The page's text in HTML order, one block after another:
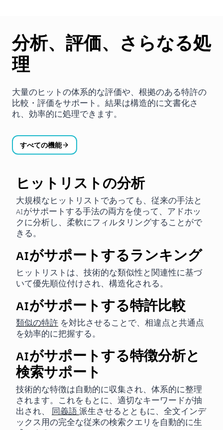
分析、評価、さらなる処
理
大量のヒットの体系的な評価や、根拠のある特許の
比較・評価をサポート。結果は構造的に文書化さ
れ、効率的に処理できます。
すべての機能
ヒットリストの分析
大規模なヒットリストであっても、従来の手法と
AIがサポートする手法の両方を使って、アドホッ
クに分析し、柔軟にフィルタリングすることがで
きる。
AIがサポートするランキング
ヒットリストは、技術的な類似性と関連性に基づ
いて優先順位付けされ、構造化される。
AIがサポートする特許比較
類似の特許 を対比させることで、相違点と共通点
を効率的に把握する。
AIがサポートする特徴分析と
検索サポート
技術的な特徴は自動的に収集され、体系的に整理
されます。これをもとに、適切なキーワードが抽
出され、 同義語派生させるとともに、全文インデ
ックス用の完全な従来の検索クエリを自動的に生